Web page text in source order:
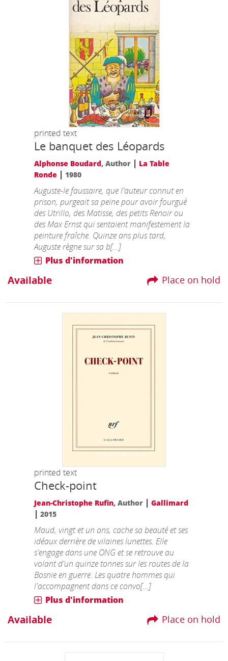
printed text
Le banquet des Léopards
Alphonse Boudard, Author | La Table
Ronde | 1980
Auguste-le faussaire, que l'auteur connut en
prison, purgeait sa peine pour avoir fourgué
des Utrillo, des Matisse, des petits Renoir ou
des Max Ernst qui sentaient manifestement la
peinture fraîche. Quinze ans plus tard,
Auguste règne sur sa b[...]
Plus d'information
Place on hold
Available
printed text
Check-point
Jean-Christophe Rufin, Author |Gallimard
|2015
Maud, vingt et un ans, cache sa beauté et ses
idéaux derrière de vilaines lunettes. Elle
s'engage dans une ONG et se retrouve au
volant d'un quinze tonnes sur les routes de la
Bosnie en guerre. Les quatre hommes qui
l'accompagnent dans ce convo[...]
Plus d'information
Place on hold
Available